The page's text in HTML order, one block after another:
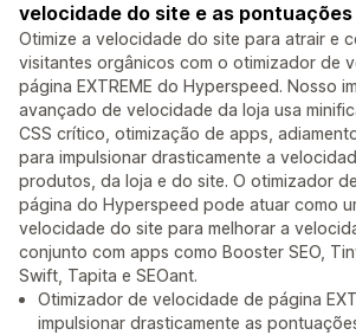
velocidade do site e as pontuações
Otimize a velocidade do site para atrair e
visitantes orgânicos com o otimizador de
página EXTREME do Hyperspeed. Nosso
avançado de velocidade da loja usa
CSS crítico, otimização de apps,
para impulsionar drasticamente a
produtos, da loja e do site. O otimizador
página do Hyperspeed pode atuar como
velocidade do site para melhorar a
conjunto com apps como Booster SEO,
Swift, Tapita e SEOant.
Otimizador de velocidade de página
impulsionar drasticamente as